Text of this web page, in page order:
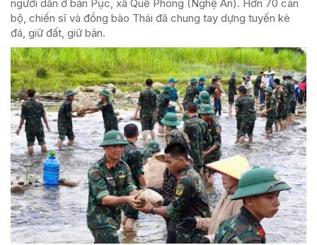
người dân ở bản Pục, xã Quế Phong (Nghệ An). Hơn 70 cán
bộ, chiến sĩ và đồng bào Thái đã chung tay dựng tuyến kè
đá, giữ đất, giữ bản.